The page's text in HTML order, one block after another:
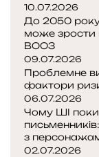
н
и
й
р
о
к
с
т
а
р
(
10.07.2026
До 2050 року
може зрости
ВООЗ
09.07.2026
Проблемне
фактори
06.07.2026
Чому ШІ поки
з
02.07.2026